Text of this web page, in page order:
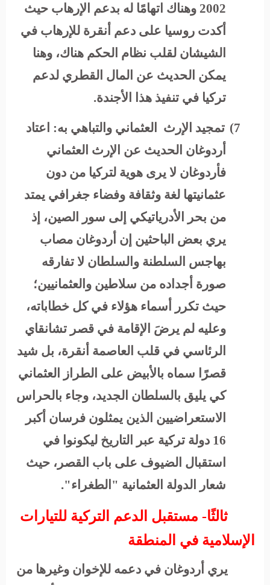
2002 وهناك اتهامًا له بدعم الإرهاب حيث
أكدت روسيا على دعم أنقرة للإرهاب في
الشيشان لقلب نظام الحكم هناك، وهنا
يمكن الحديث عن المال القطري لدعم
تركيا في تنفيذ هذا الأجندة.
7) تمجيد الإرث العثماني والتباهي به: اعتاد
أردوغان الحديث عن الإرث العثماني
فأردوغان لا يرى هوية لتركيا من دون
عثمانيتها لغة وثقافة وفضاء جغرافي يمتد
من بحر الأدرياتيكي إلى سور الصين، إذ
يري بعض الباحثين إن أردوغان مصاب
بهاجس السلطنة والسلطان لا تفارقه
صورة أجداده من سلاطين والعثمانيين؛
حيث تكرر أسماء هؤلاء في كل خطاباته،
وعليه لم يرضَ الإقامة في قصر تشانقاي
الرئاسي في قلب العاصمة أنقرة، بل شيد
قصرًا سماه بالأبيض على الطراز العثماني
كي يليق بالسلطان الجديد، وجاء بالحراس
الاستعراضيين الذين يمثلون فرسان أكبر
16 دولة تركية عبر التاريخ ليكونوا في
استقبال الضيوف على باب القصر، حيث
شعار الدولة العثمانية "الطغراء".
ثالثًا- مستقبل الدعم التركية للتيارات
الإسلامية في المنطقة
يري أردوغان في دعمه للإخوان وغيرها من